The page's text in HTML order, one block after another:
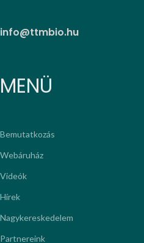
info@ttmbio.hu
MENÜ
Bemutatkozás
Webáruház
Videók
Hírek
Nagykereskedelem
Partnereink